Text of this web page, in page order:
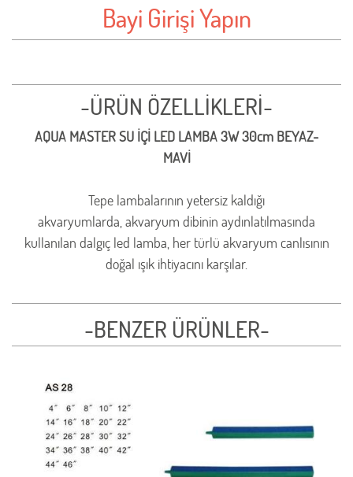
Bayi Girişi Yapın
-ÜRÜN ÖZELLİKLERİ-
AQUA MASTER SU İÇİ LED LAMBA 3W 30cm BEYAZ-
MAVİ
Tepe lambalarının yetersiz kaldığı
akvaryumlarda, akvaryum dibinin aydınlatılmasında
kullanılan dalgıç led lamba, her türlü akvaryum canlısının
doğal ışık ihtiyacını karşılar.
-BENZER ÜRÜNLER-